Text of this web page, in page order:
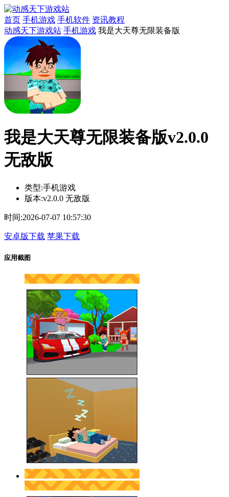
首页 手机游戏 手机软件 资讯教程
动感天下游戏站 手机游戏 我是大天尊无限装备版
我是大天尊无限装备版v2.0.0
无敌版
类型:手机游戏
版本:v2.0.0 无敌版
时间:2026-07-07 10:57:30
安卓版下载 苹果下载
应用截图